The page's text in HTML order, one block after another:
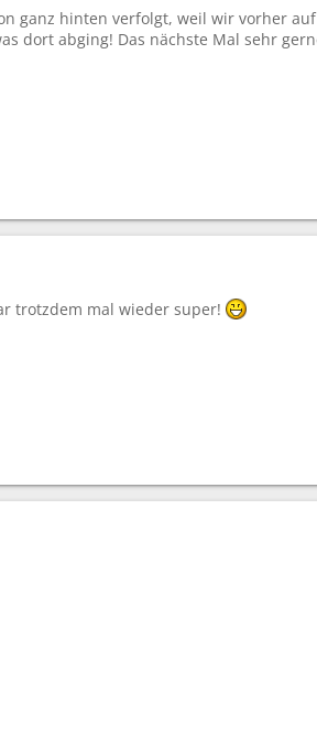
ganz hinten verfolgt, weil wir vorher
dort abging! Das nächste Mal sehr
trotzdem mal wieder super!